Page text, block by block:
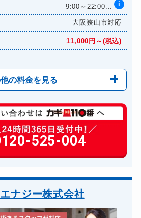
9:00～22:00... i
大阪狭山市対応
11,000円～(税込)
の料金を見る
11,000円～(税込)
6,600円～(税込)
14,300円～(税込)
14,300円～(税込)
け 8,800円～(税込)
525-004
ナジー株式会社